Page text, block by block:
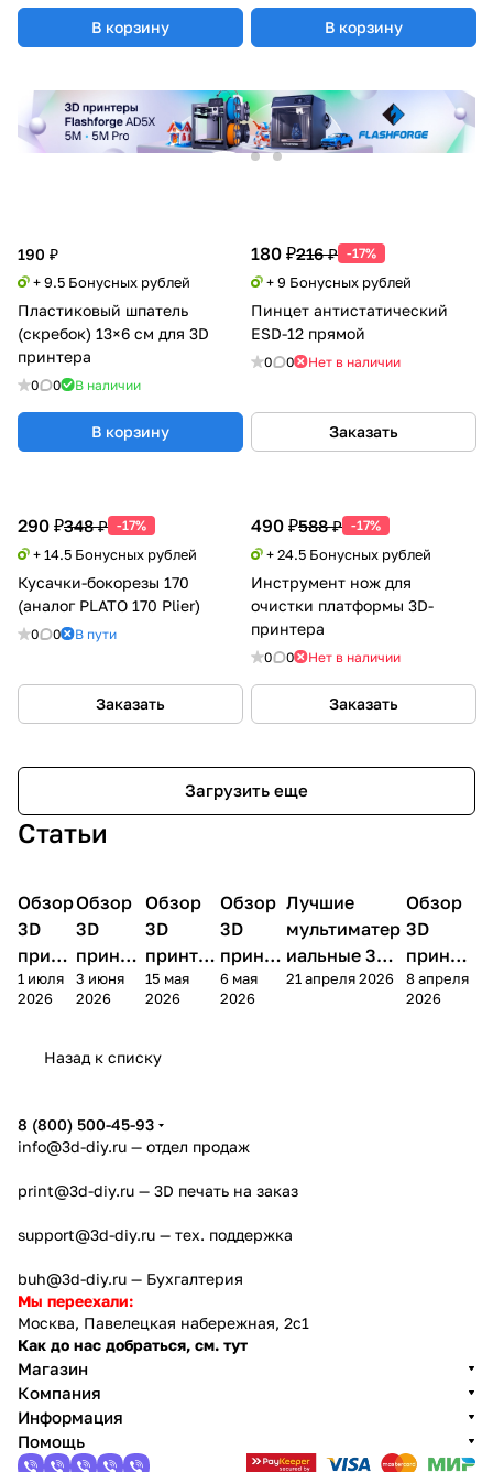
В корзину В корзину
190 ₽
+ 9.5 Бонусных рублей
Пластиковый шпатель
(скребок) 13×6 см для 3D
принтера
0 0 В наличии
В корзину
180 ₽216 ₽ -17%
+ 9 Бонусных рублей
Пинцет антистатический
ESD-12 прямой
0 0 Нет в наличии
Заказать
290 ₽348 ₽ -17%
+ 14.5 Бонусных рублей
Кусачки-бокорезы 170
(аналог PLATO 170 Plier)
0 0 В пути
Заказать
490 ₽588 ₽ -17%
+ 24.5 Бонусных рублей
Инструмент нож для
очистки платформы 3D-
принтера
0 0 Нет в наличии
Заказать
Загрузить еще
Статьи
3D
принтеры
Обзор
3D
принт
ера
Bamb
1 июля
2026
3D
принтеры
Обзор
3D
принте
ра
Anycubi
4
3 июня
2026
3D
принтеры
Обзор
3D
принтер
а
FlashFo
Creator
15 мая
2026
3D
принтеры
Обзор
3D
принте
ра
Bambu
6 мая
2026
3D принтеры
Лучшие
мультиматер
иальные 3D
принтеры на
21 апреля 2026
3D
Обзор
3D
принте
ра
FlashF
8 апреля
2026
Назад к списку
8 (800) 500-45-93
info@3d-diy.ru — отдел продаж
print@3d-diy.ru — 3D печать на заказ
support@3d-diy.ru — тех. поддержка
buh@3d-diy.ru — Бухгалтерия
Мы переехали:
Москва, Павелецкая набережная, 2с1
Как до нас добраться, см. тут
Магазин
Компания
Информация
Помощь